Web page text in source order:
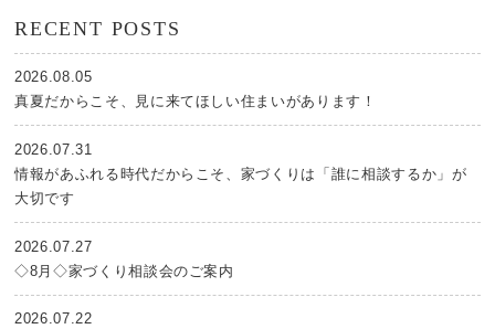
RECENT POSTS
2026.08.05
真夏だからこそ、見に来てほしい住まいがあります！
2026.07.31
情報があふれる時代だからこそ、家づくりは「誰に相談するか」が
大切です
2026.07.27
◇8月◇家づくり相談会のご案内
2026.07.22